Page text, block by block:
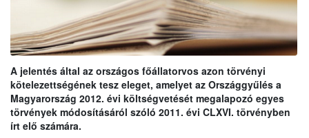
A jelentés által az országos főállatorvos azon törvényi
kötelezettségének tesz eleget, amelyet az Országgyűlés a
Magyarország 2012. évi költségvetését megalapozó egyes
törvények módosításáról szóló 2011. évi CLXVI. törvényben
írt elő számára.